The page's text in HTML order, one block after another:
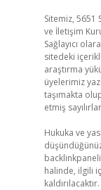
Sitemiz, 5651
ve İletişim
Sağlayıcı
sitedeki
araştırma
üyelerimiz
taşımakta
etmiş
Hukuka ve
halinde, ilgili
kaldırılacaktır.